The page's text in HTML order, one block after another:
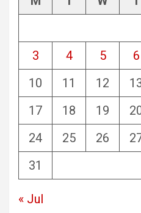
3
4 5 6
10
11 12
17
18 19
24
25 26
31
« Jul